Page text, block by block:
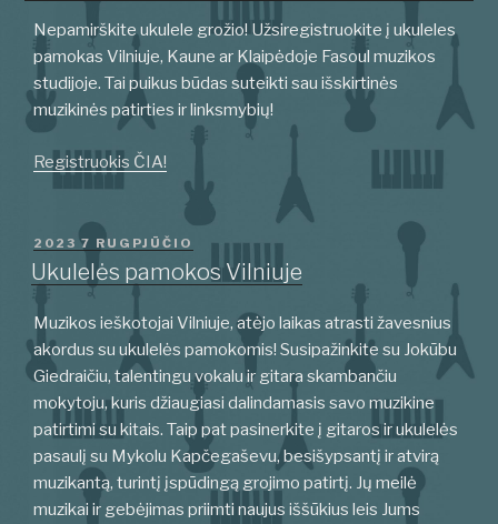
Nepamirškite ukulele grožio! Užsiregistruokite į ukuleles
pamokas Vilniuje, Kaune ar Klaipėdoje Fasoul muzikos
studijoje. Tai puikus būdas suteikti sau išskirtinės
muzikinės patirties ir linksmybių!
Registruokis ČIA!
PASKELBTA
2023 7 RUGPJŪČIO
Ukulelės pamokos Vilniuje
Muzikos ieškotojai Vilniuje, atėjo laikas atrasti žavesnius
akordus su ukulelės pamokomis! Susipažinkite su Jokūbu
Giedraičiu, talentingu vokalu ir gitara skambančiu
mokytoju, kuris džiaugiasi dalindamasis savo muzikine
patirtimi su kitais. Taip pat pasinerkite į gitaros ir ukulelės
pasaulį su Mykolu Kapčegaševu, besišypsantį ir atvirą
muzikantą, turintį įspūdingą grojimo patirtį. Jų meilė
muzikai ir gebėjimas priimti naujus iššūkius leis Jums